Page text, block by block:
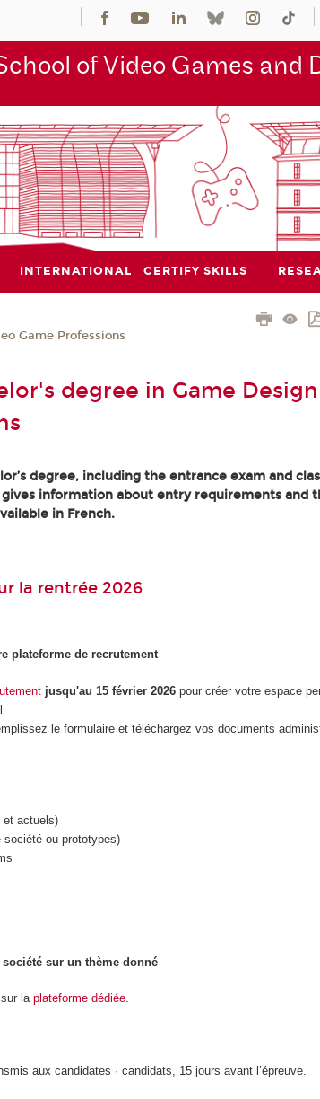
of Video Games and
INTERNATIONAL CERTIFY SKILLS
Game Professions
degree in Game
degree, including the entrance exam and
information about entry requirements and
in French.
la rentrée 2026
plateforme de recrutement
jusqu'au 15 février 2026pour créer votre espace
le formulaire et téléchargez vos documents
et actuels)
société ou prototypes)
sur un thème donné
sur laplateforme dédiée.
aux candidates · candidats, 15 jours avant l’épreuve.